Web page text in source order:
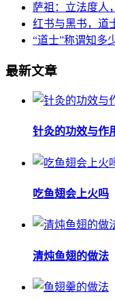
萨祖：立法度人
红书与黑书，道
“道士”称谓知多
最新文章
针灸的功效与作
吃鱼翅会上火吗
清炖鱼翅的做法